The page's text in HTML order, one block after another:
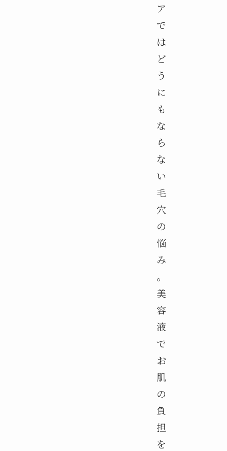
ア
で
は
ど
う
に
も
な
ら
な
い
毛
穴
の
悩
み
。
美
容
液
で
お
肌
の
負
担
を